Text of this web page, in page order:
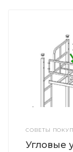
СОВЕТЫ
Угловые